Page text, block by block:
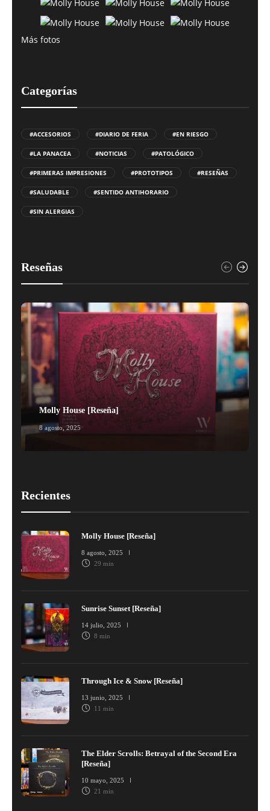
Más fotos
Categorías
#ACCESORIOS #DIARIO DE FERIA #EN RIESGO
#LA PANACEA #NOTICIAS #PATOLÓGICO
#PRIMERAS IMPRESIONES #PROTOTIPOS #RESEÑAS
#SALUDABLE #SENTIDO ANTIHORARIO
#SIN ALERGIAS
Reseñas
Molly House [Reseña]
8 agosto, 2025
Recientes
Molly House [Reseña]
8 agosto, 2025
29 min
Sunrise Sunset [Reseña]
14 julio, 2025
8 min
Through Ice & Snow [Reseña]
13 junio, 2025
11 min
The Elder Scrolls: Betrayal of the Second Era
[Reseña]
10 mayo, 2025
21 min